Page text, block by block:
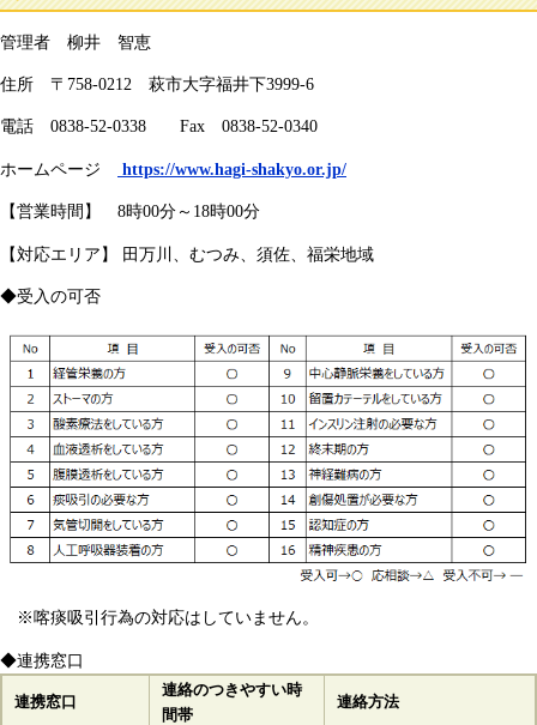
管理者 柳井 智恵
住所 〒758-0212 萩市大字福井下3999-6
電話 0838-52-0338 Fax 0838-52-0340
ホームページ https://www.hagi-shakyo.or.jp/
【営業時間】 8時00分～18時00分
【対応エリア】 田万川、むつみ、須佐、福栄地域
◆受入の可否
※喀痰吸引行為の対応はしていません。
◆連携窓口
連携窓口
連絡のつきやすい時
間帯
連絡方法